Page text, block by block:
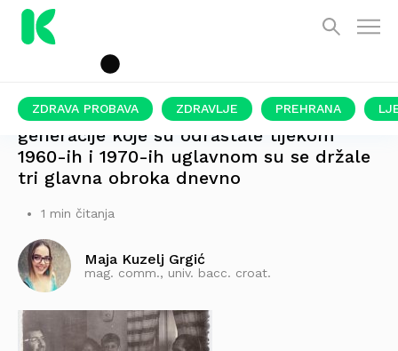
ZDRAVA PROBAVA ZDRAVLJE PREHRANA
generacije koje su odrastale tijekom
1960-ih i 1970-ih uglavnom su se držale
tri glavna obroka dnevno
1 min čitanja
Maja Kuzelj Grgić
mag. comm., univ. bacc. croat.